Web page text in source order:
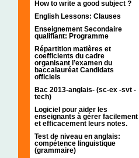
How to write a good subject ?
English Lessons: Clauses
Enseignement Secondaire
qualifiant: Programme
Répartition matières et
coefficients du cadre
organisant l’examen du
baccalauréat Candidats
officiels
Bac 2013-anglais- (sc-ex -svt -
tech)
Logiciel pour aider les
enseignants à gérer facilement
et efficacement leurs notes.
Test de niveau en anglais:
compétence linguistique
(grammaire)